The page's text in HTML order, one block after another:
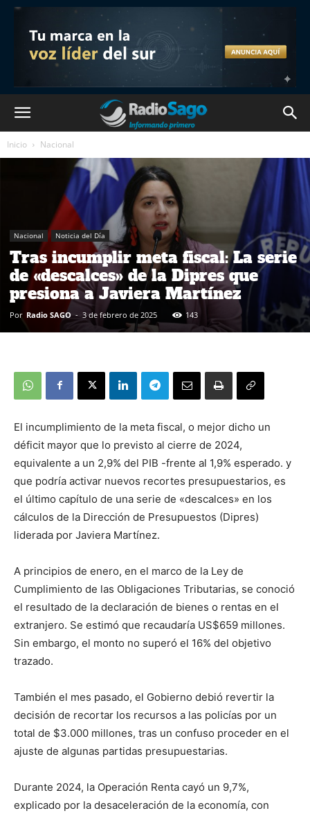
Inicio Nacional
Nacional Noticia del Día
Tras incumplir meta fiscal: La serie
de «descalces» de la Dipres que
presiona a Javiera Martínez
Por Radio SAGO - 3 de febrero de 2025 143
El incumplimiento de la meta fiscal, o mejor dicho un
déficit mayor que lo previsto al cierre de 2024,
equivalente a un 2,9% del PIB -frente al 1,9% esperado. y
que podría activar nuevos recortes presupuestarios, es
el último capítulo de una serie de «descalces» en los
cálculos de la Dirección de Presupuestos (Dipres)
liderada por Javiera Martínez.
A principios de enero, en el marco de la Ley de
Cumplimiento de las Obligaciones Tributarias, se conoció
el resultado de la declaración de bienes o rentas en el
extranjero. Se estimó que recaudaría US$659 millones.
Sin embargo, el monto no superó el 16% del objetivo
trazado.
También el mes pasado, el Gobierno debió revertir la
decisión de recortar los recursos a las policías por un
total de $3.000 millones, tras un confuso proceder en el
ajuste de algunas partidas presupuestarias.
Durante 2024, la Operación Renta cayó un 9,7%,
explicado por la desaceleración de la economía, con